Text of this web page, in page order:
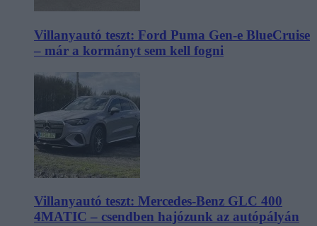
Villanyautó teszt: Ford Puma Gen-e BlueCruise
– már a kormányt sem kell fogni
Villanyautó teszt: Mercedes-Benz GLC 400
4MATIC – csendben hajózunk az autópályán